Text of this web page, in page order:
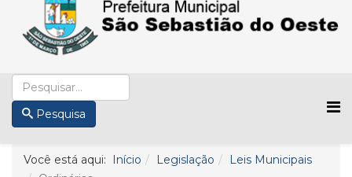
Pesquisa
Você está aqui: Início Legislação
Leis Municipais